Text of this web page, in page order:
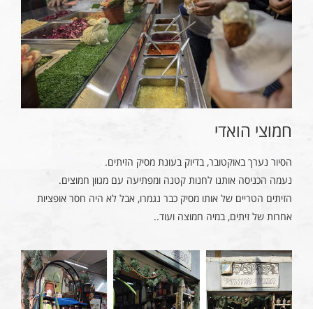
חמוצי הואדי
הסיור נערך באוקטובר, בדיוק בעונת מסיק הזיתים.
נעמה הכניסה אותנו לחנות קטנה ומפתיעה עם מגוון חמוצים.
הזיתים הטריים של אותו מסיק כבר נגמרו, אבל לא היה חסר אופציות
אחרות של זיתים, במיה חמוצה ועוד..